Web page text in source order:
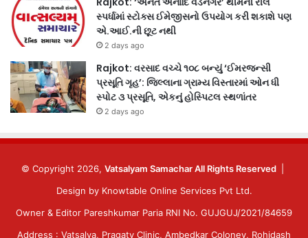
સ્પર્ધામાં સ્ટોક્સ ઈમેજીસનો ઉપયોગ કરી શકાશે પણ
એ.આઈ.ની છૂટ નથી
2 days ago
Rajkot: વરસાદ વચ્ચે ૧૦૮ બન્યું ‘ઈમરજન્સી
પ્રસૂતિ ગૃહ’: જિલ્લાના ગ્રામ્ય વિસ્તારમાં ઓન ધી
સ્પોટ ૩ પ્રસૂતિ, એકનું હોસ્પિટલ સ્થળાંતર
2 days ago
© Copyright 2026, Vatsalyam Samachar All Rights Reserved
Design by Knowtable Online Services Pvt Ltd.
Owner & Editor Pareshkumar Paria RNI No. GUJGUJ/2021/84659
Address : Vatsalya, Pragaty Clinic, Ambedkar Coloney, Rohidash